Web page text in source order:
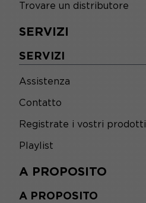
Trovare un distributore
SERVIZI
SERVIZI
Assistenza
Contatto
Registrate i vostri prodotti
Playlist
A PROPOSITO
A PROPOSITO